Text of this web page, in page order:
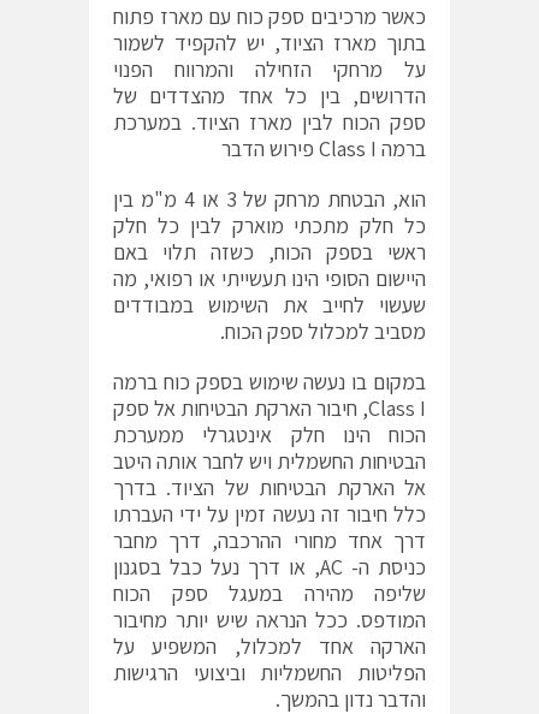
כאשר מרכיבים ספק כוח עם מארז פתוח
בתוך מארז הציוד, יש להקפיד לשמור
על מרחקי הזחילה והמרווח הפנוי
הדרושים, בין כל אחד מהצדדים של
ספק הכוח לבין מארז הציוד. במערכת
ברמה Class I פירוש הדבר
הוא, הבטחת מרחק של 3 או 4 מ"מ בין
כל חלק מתכתי מוארק לבין כל חלק
ראשי בספק הכוח, כשזה תלוי באם
היישום הסופי הינו תעשייתי או רפואי, מה
שעשוי לחייב את השימוש במבודדים
מסביב למכלול ספק הכוח.
במקום בו נעשה שימוש בספק כוח ברמה
Class I, חיבור הארקת הבטיחות אל ספק
הכוח הינו חלק אינטגרלי ממערכת
הבטיחות החשמלית ויש לחבר אותה היטב
אל הארקת הבטיחות של הציוד. בדרך
כלל חיבור זה נעשה זמין על ידי העברתו
דרך אחד מחורי ההרכבה, דרך מחבר
כניסת ה- AC, או דרך נעל כבל בסגנון
שליפה מהירה במעגל ספק הכוח
המודפס. ככל הנראה שיש יותר מחיבור
הארקה אחד למכלול, המשפיע על
הפליטות החשמליות וביצועי הרגישות
והדבר נדון בהמשך.